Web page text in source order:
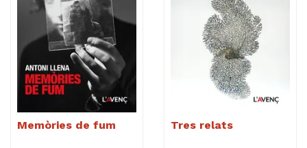
Memòries de fum Tres relats